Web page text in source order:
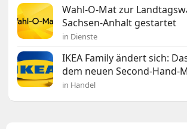
Wahl-O-Mat zur
Sachsen-Anhalt gestartet
in Dienste
IKEA Family ändert sich:
dem neuen Second-Hand-
in Handel